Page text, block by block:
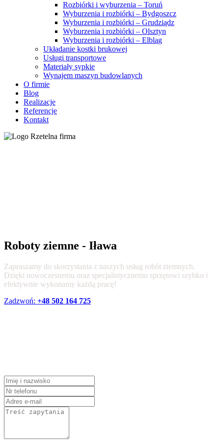
Rozbiórki i wyburzenia – Toruń
Wyburzenia i rozbiórki – Bydgoszcz
Wyburzenia i rozbiórki – Grudziądz
Wyburzenia i rozbiórki – Olsztyn
Wyburzenia i rozbiórki – Elbląg
Układanie kostki brukowej
Usługi transportowe
Materiały sypkie
Wynajem maszyn budowlanych
O firmie
Blog
Realizacje
Referencje
Kontakt
Roboty ziemne - Iława
Zapraszamy do skorzystania z naszych usług robót ziemnych.
Dzięki nowoczesnemu oraz specjalistycznemu sprzętowi szybko i
efektywnie wykonamy każdą pracę!
Zadzwoń: +48 502 164 725